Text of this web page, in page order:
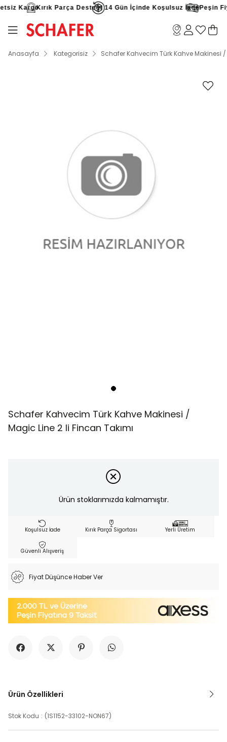
KargoKırık Parça Desteği 14 Gün İçinde Koşulsuz İadePeşin
Anasayfa Kategorisiz Schafer Kahvecim Türk Kahve Makinesi /
Schafer Kahvecim Türk Kahve Makinesi /
Magic Line 2 li Fincan Takımı
Ürün stoklarımızda kalmamıştır.
Koşulsuz İade Kırık Parça Sigortası Yerli Üretim
Güvenli Alışveriş
Fiyat Düşünce Haber Ver
Ürün Özellikleri
Stok Kodu (1S1152-33102-NON67)